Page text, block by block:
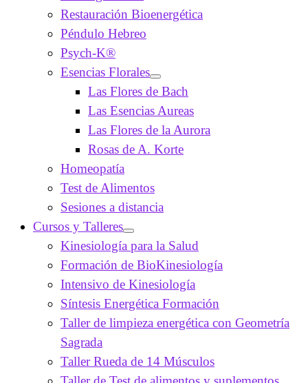
Restauración Bioenergética
Péndulo Hebreo
Psych-K®
Esencias Florales
Las Flores de Bach
Las Esencias Aureas
Las Flores de la Aurora
Rosas de A. Korte
Homeopatía
Test de Alimentos
Sesiones a distancia
Cursos y Talleres
Kinesiología para la Salud
Formación de BioKinesiología
Intensivo de Kinesiología
Síntesis Energética Formación
Taller de limpieza energética con Geometría
Sagrada
Taller Rueda de 14 Músculos